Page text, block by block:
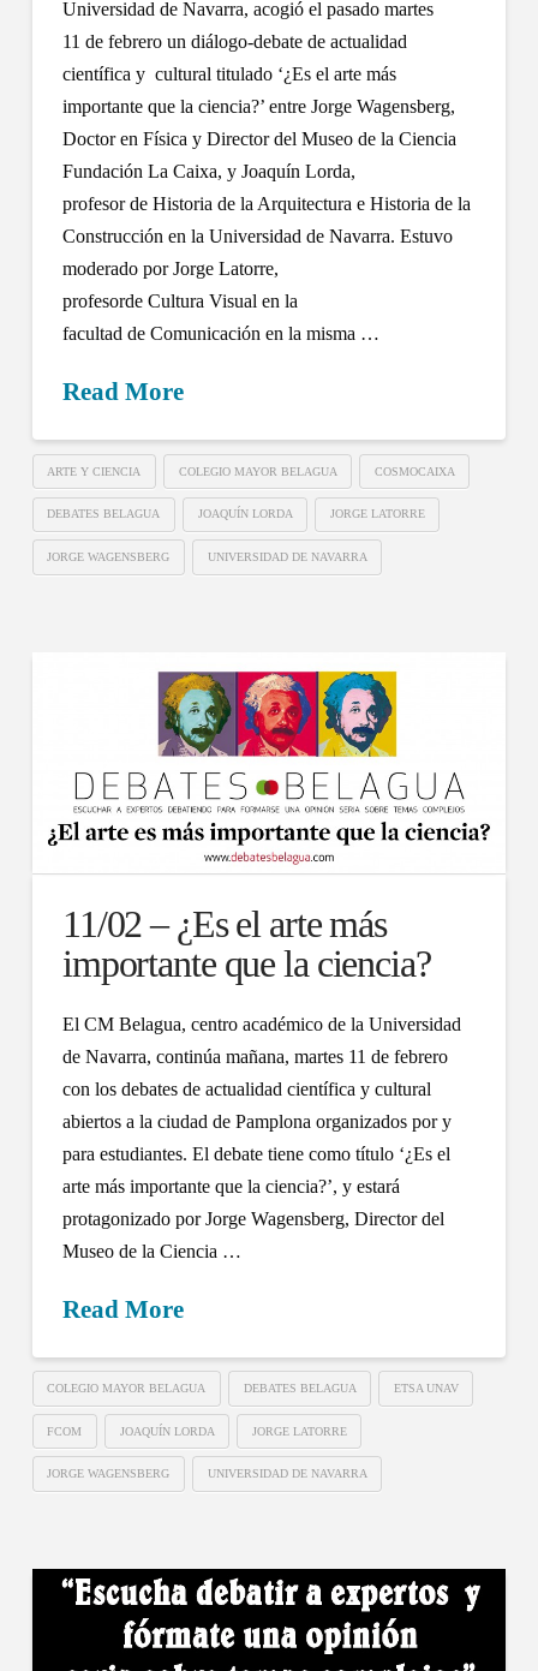
Universidad de Navarra, acogió el pasado martes
11 de febrero un diálogo-debate de actualidad
científica y cultural titulado ‘¿Es el arte más
importante que la ciencia?’ entre Jorge Wagensberg,
Doctor en Física y Director del Museo de la Ciencia
Fundación La Caixa, y Joaquín Lorda,
profesor de Historia de la Arquitectura e Historia de la
Construcción en la Universidad de Navarra. Estuvo
moderado por Jorge Latorre,
profesorde Cultura Visual en la
facultad de Comunicación en la misma …
Read More
ARTE Y CIENCIA COLEGIO MAYOR BELAGUA COSMOCAIXA
DEBATES BELAGUA JOAQUÍN LORDA JORGE LATORRE
JORGE WAGENSBERG UNIVERSIDAD DE NAVARRA
11/02 – ¿Es el arte más
importante que la ciencia?
El CM Belagua, centro académico de la Universidad
de Navarra, continúa mañana, martes 11 de febrero
con los debates de actualidad científica y cultural
abiertos a la ciudad de Pamplona organizados por y
para estudiantes. El debate tiene como título ‘¿Es el
arte más importante que la ciencia?’, y estará
protagonizado por Jorge Wagensberg, Director del
Museo de la Ciencia …
Read More
COLEGIO MAYOR BELAGUA DEBATES BELAGUA ETSA UNAV
FCOM JOAQUÍN LORDA JORGE LATORRE
JORGE WAGENSBERG UNIVERSIDAD DE NAVARRA